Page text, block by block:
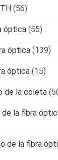
(56)
óptica (55)
óptica (139)
óptica (15)
de la coleta
de la fibra
de la fibra